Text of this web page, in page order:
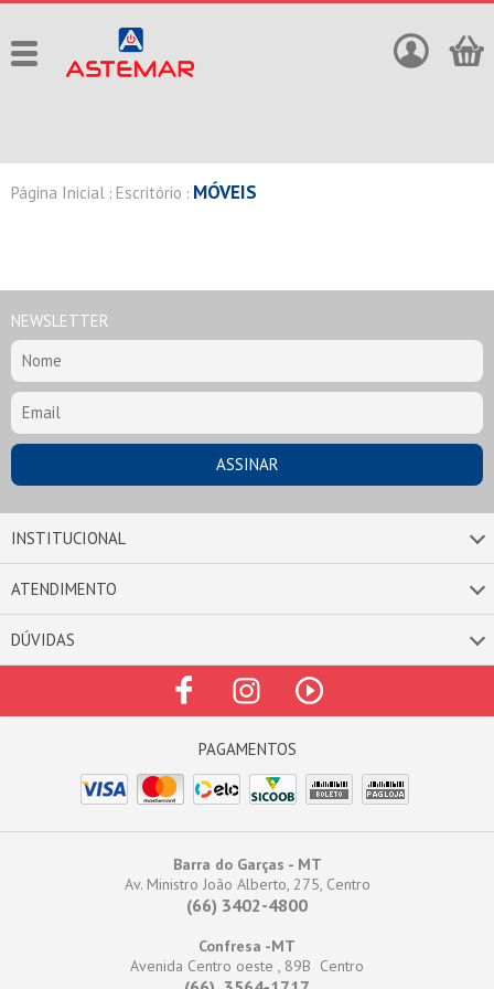
Página Inicial : Escritório : MÓVEIS
NEWSLETTER
INSTITUCIONAL
ATENDIMENTO
DÚVIDAS
Barra do Garças - MT
Av. Ministro João Alberto, 275, Centro
(66) 3402-4800
Confresa -MT
Avenida Centro oeste , 89B Centro